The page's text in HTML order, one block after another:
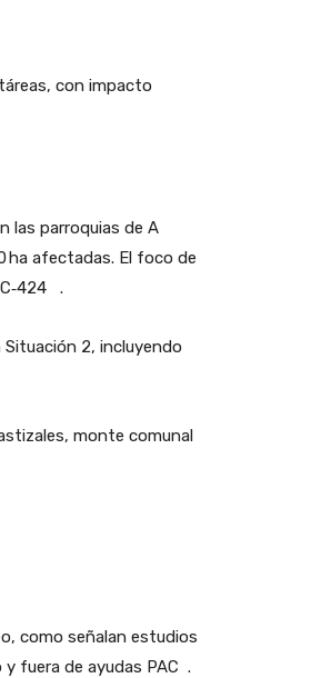
con impacto
las parroquias de A
ha afectadas. El foco de
.
Situación 2, incluyendo
monte comunal
como señalan estudios
fuera de ayudas PAC .